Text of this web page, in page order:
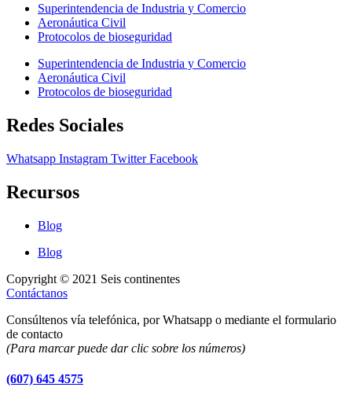
Superintendencia de Industria y Comercio
Aeronáutica Civil
Protocolos de bioseguridad
Superintendencia de Industria y Comercio
Aeronáutica Civil
Protocolos de bioseguridad
Redes Sociales
Whatsapp Instagram Twitter Facebook
Recursos
Blog
Blog
Copyright © 2021 Seis continentes
Contáctanos
Consúltenos vía telefónica, por Whatsapp o mediante el formulario
de contacto
(Para marcar puede dar clic sobre los números)
(607) 645 4575